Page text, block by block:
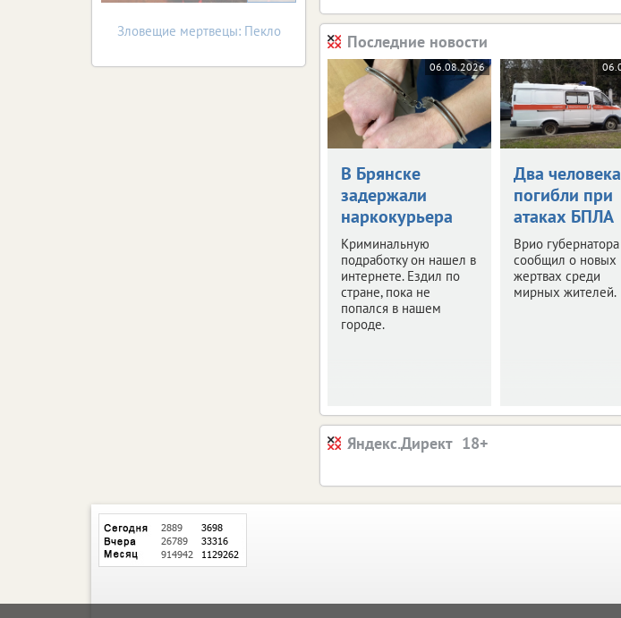
Последние новости
06.08.2026
В Брянске
задержали
наркокурьера
Криминальную
подработку он нашел в
интернете. Ездил по
стране, пока не
попался в нашем
городе.
Два человека
погибли при
атаках БПЛА
Врио губернатора
сообщил о новых
жертвах среди
мирных жителей.
Яндекс.Директ
Зловещие мертвецы: Пекло